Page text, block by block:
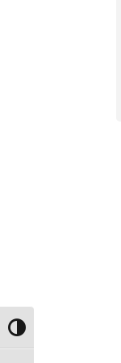
Toggle High